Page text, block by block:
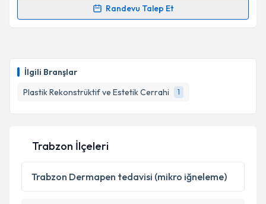
İlgili Branşlar
Plastik Rekonstrüktif ve Estetik Cerrahi
1
Randevu Talep Et
Randevu Takvimi Talebi
takvim hazırlandığında e-posta ile bilgilendireceğiz.
Kişisel verilerimin işlenmesine ilişkinAydınlatma
Metni
'ni okudum ve kişisel verilerimin belirtilen
kapsamda işlenmesini kabul ediyorum.
Trabzon İlçeleri
Trabzon Dermapen tedavisi (mikro iğneleme)